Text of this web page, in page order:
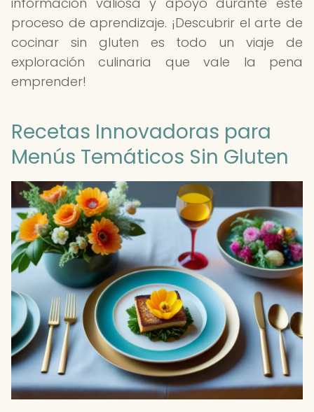
proceso de aprendizaje. ¡Descubrir el arte de
cocinar sin gluten es todo un viaje de
exploración culinaria que vale la pena
emprender!
Recetas Innovadoras para
Menús Temáticos Sin Gluten